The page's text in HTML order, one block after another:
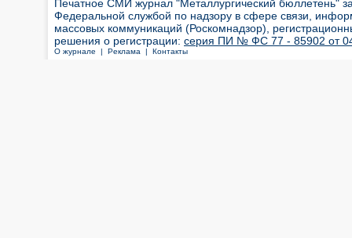
Печатное СМИ журнал "Металлургический бюллетень"
Федеральной службой по надзору в сфере связи,
массовых коммуникаций (Роскомнадзор),
решения о регистрации: серия ПИ № ФС 77 - 85902 от 04
О журнале | Реклама | Контакты